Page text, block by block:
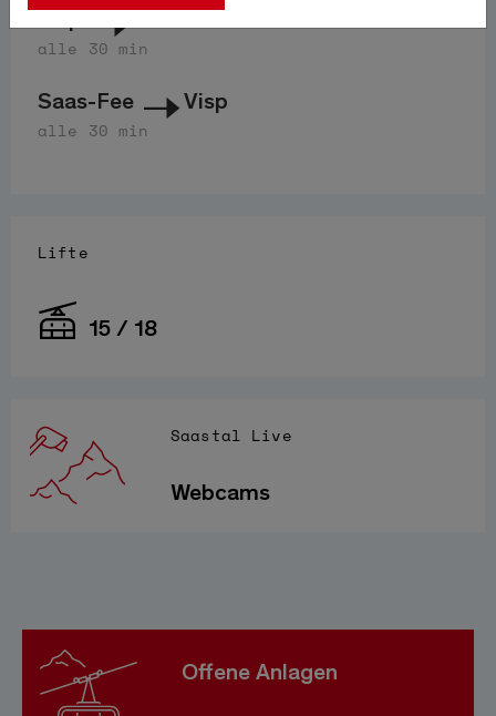
Visp Saas-Fee
alle 30 min
Saas-Fee Visp
alle 30 min
Lifte
15 / 18
Saastal Live
Webcams
Offene Anlagen